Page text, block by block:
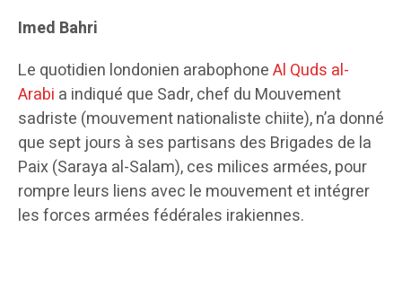
Imed Bahri
Le quotidien londonien arabophoneAl Quds al-
Arabi a indiqué que Sadr, chef du Mouvement
sadriste (mouvement nationaliste chiite), n’a donné
que sept jours à ses partisans des Brigades de la
Paix (Saraya al-Salam), ces milices armées, pour
rompre leurs liens avec le mouvement et intégrer
les forces armées fédérales irakiennes.